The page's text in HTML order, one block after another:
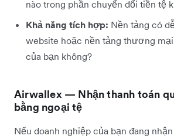
nào trong phần chuyển đổi tiền tệ
Khả năng tích hợp: Nền tảng có
website hoặc nền tảng thương
của bạn không?
Airwallex — Nhận thanh toán
bằng ngoại tệ
Nếu doanh nghiệp của bạn đang